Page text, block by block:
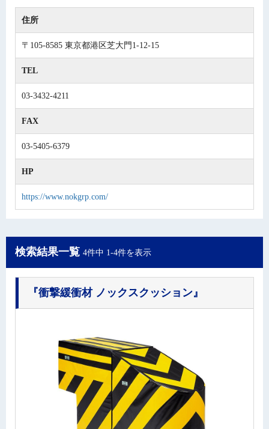
住所
〒105-8585 東京都港区芝大門1-12-15
TEL
03-3432-4211
FAX
03-5405-6379
HP
https://www.nokgrp.com/
検索結果一覧 4件中 1-4件を表示
『衝撃緩衝材 ノックスクッション』